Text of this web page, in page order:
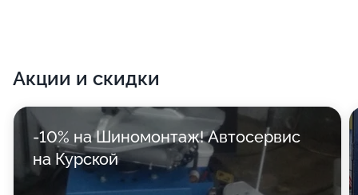
Акции и скидки
-10% на Шиномонтаж! Автосервис
на Курской